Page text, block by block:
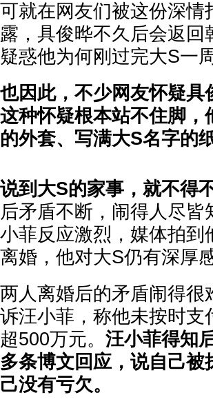
可就在网友们被这份深
露，具俊晔不久后会返
疑惑他为何刚过完大S一
也因此，不少网友怀疑
这种怀疑根本站不住脚
的外套、写满大S名字的
说到大S的家事，就不得
后矛盾不断，闹得人尽
小菲反应激烈，媒体拍
离婚，他对大S仍有深厚感
两人离婚后的矛盾闹得
诉汪小菲，称他未按时
超500万元。 汪小菲得知
多条博文回应，说自己
己没有亏欠。